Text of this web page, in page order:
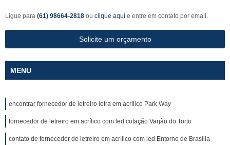
Ligue para (61) 98664-2818 ou clique aqui e entre em contato por email.
Solicite um orçamento
MENU
encontrar fornecedor de letreiro letra em acrílico Park Way
fornecedor de letreiro em acrílico com led cotação Varjão do Torto
contato de fornecedor de letreiro em acrílico com led Entorno de Brasília